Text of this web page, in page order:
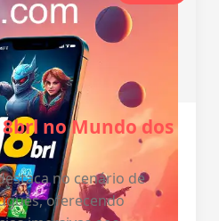
no Mundo dos
no cenário de
oferecendo